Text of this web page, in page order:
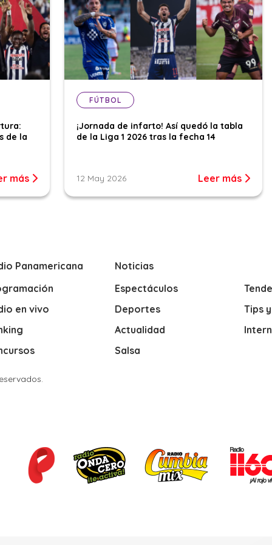
de la
más
FÚTBOL
¡Jornada de infarto! Así quedó la tabla
de la Liga 1 2026 tras la fecha 14
12 May 2026 Leer más
Panamericana
en vivo
Noticias
Espectáculos
Deportes
Actualidad
Salsa
Tips